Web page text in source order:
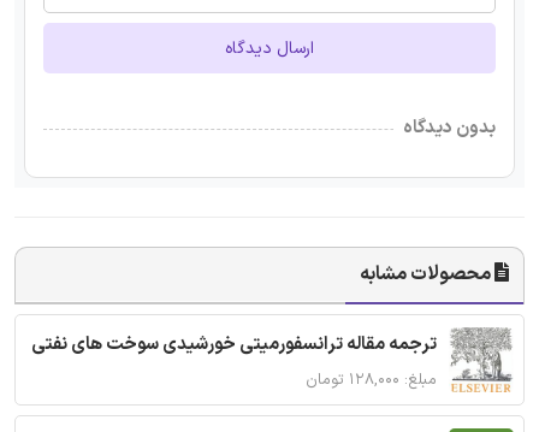
ارسال دیدگاه
بدون دیدگاه
محصولات مشابه
ترجمه مقاله ترانسفورمیتی خورشیدی سوخت های نفتی
مبلغ: ۱۲۸,۰۰۰ تومان